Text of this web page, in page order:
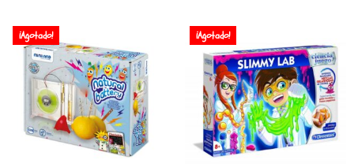
¡Agotado! ¡Agotado!